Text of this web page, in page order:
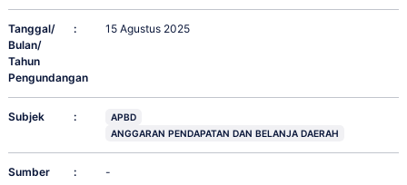
Tanggal/
Bulan/
Tahun
Pengundangan
: 15 Agustus 2025
Subjek :
APBD
ANGGARAN PENDAPATAN DAN BELANJA DAERAH
Sumber : -